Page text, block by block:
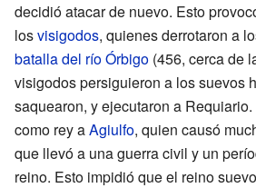
decidió atacar de nuevo. Esto
losvisigodos, quienes derrotaron a
batalla del río Órbigo (456, cerca de
visigodos persiguieron a los suevos
saquearon, y ejecutaron a
como rey aAgiulfo, quien causó
que llevó a una guerra civil y un
reino. Esto impidió que el reino